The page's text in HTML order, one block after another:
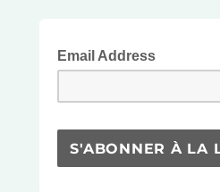
Email Address